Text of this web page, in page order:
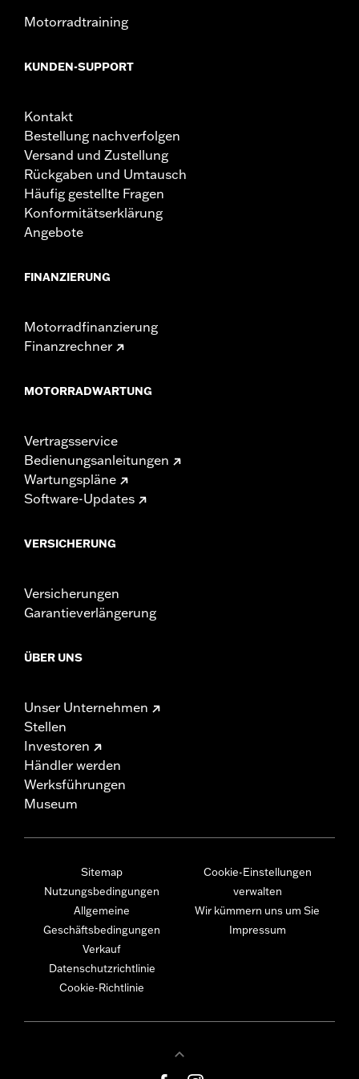
Motorradtraining
KUNDEN-SUPPORT
Kontakt
Bestellung nachverfolgen
Versand und Zustellung
Rückgaben und Umtausch
Häufig gestellte Fragen
Konformitätserklärung
Angebote
FINANZIERUNG
Motorradfinanzierung
Finanzrechner
MOTORRADWARTUNG
Vertragsservice
Bedienungsanleitungen
Wartungspläne
Software-Updates
VERSICHERUNG
Versicherungen
Garantieverlängerung
ÜBER UNS
Unser Unternehmen
Stellen
Investoren
Händler werden
Werksführungen
Museum
Sitemap
Nutzungsbedingungen
Allgemeine
Geschäftsbedingungen
Verkauf
Datenschutzrichtlinie
Cookie-Richtlinie
Cookie-Einstellungen
verwalten
Wir kümmern uns um Sie
Impressum